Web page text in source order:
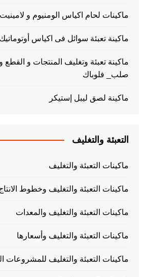
ماكينات لحام اكياس الومنيوم و لامينيت
ماكينة تعبئة سوائل فى اكياس أوتوماتيك
ماكينة تعبئة وتغليف المنتجات و
صلب_ فلوباك
ماكينة لصق ليبل إستيكر
التعبئة والتغليف
ماكينات التعبئة والتغليف
ماكينات التعبئة والتغليف وخطوط
ماكينات التعبئة والتغليف والمعدات
ماكينات التعبئة والتغليف وأسعارها
ماكينات التعبئة والتغليف للمشروعات